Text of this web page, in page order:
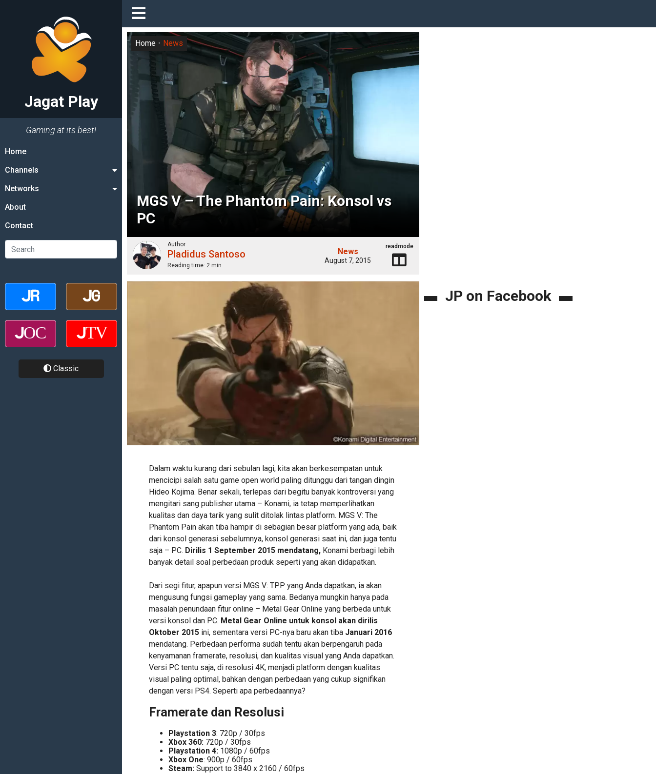
Jagat Play
Gaming at its best!
Home
Channels
Networks
About
Contact
Classic
MGS V – The Phantom Pain: Konsol vs
PC
Home News
Author
Pladidus Santoso
Reading time: 2 min
News
August 7, 2015
readmode
Dalam waktu kurang dari sebulan lagi, kita akan berkesempatan untuk
mencicipi salah satu game open world paling ditunggu dari tangan dingin
Hideo Kojima. Benar sekali, terlepas dari begitu banyak kontroversi yang
mengitari sang publisher utama – Konami, ia tetap memperlihatkan
kualitas dan daya tarik yang sulit ditolak lintas platform. MGS V: The
Phantom Pain akan tiba hampir di sebagian besar platform yang ada, baik
dari konsol generasi sebelumnya, konsol generasi saat ini, dan juga tentu
saja – PC. Dirilis 1 September 2015 mendatang,Konami berbagi lebih
banyak detail soal perbedaan produk seperti yang akan didapatkan.
Dari segi fitur, apapun versi MGS V: TPP yang Anda dapatkan, ia akan
mengusung fungsi gameplay yang sama. Bedanya mungkin hanya pada
masalah penundaan fitur online – Metal Gear Online yang berbeda untuk
versi konsol dan PC. Metal Gear Online untuk konsol akan dirilis
Oktober 2015ini, sementara versi PC-nya baru akan tibaJanuari 2016
mendatang. Perbedaan performa sudah tentu akan berpengaruh pada
kenyamanan framerate, resolusi, dan kualitas visual yang Anda dapatkan.
Versi PC tentu saja, di resolusi 4K, menjadi platform dengan kualitas
visual paling optimal, bahkan dengan perbedaan yang cukup signifikan
dengan versi PS4. Seperti apa perbedaannya?
Framerate dan Resolusi
Playstation 3: 720p / 30fps
Xbox 360:720p / 30fps
Playstation 4:1080p / 60fps
Xbox One: 900p / 60fps
Steam:Support to 3840 x 2160 / 60fps
JP on Facebook